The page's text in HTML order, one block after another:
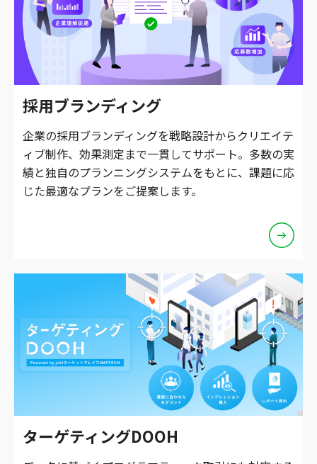
採用ブランディング
企業の採用ブランディングを戦略設計からクリエイテ
ィブ制作、効果測定まで一貫してサポート。多数の実
績と独自のプランニングシステムをもとに、課題に応
じた最適なプランをご提案します。
ターゲティングDOOH